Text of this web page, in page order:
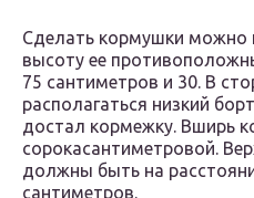
Сделать кормушки можно
высоту ее
75 сантиметров и 30. В
располагаться низкий
достал кормежку. Вширь
сорокасантиметровой.
должны быть на
сантиметров.